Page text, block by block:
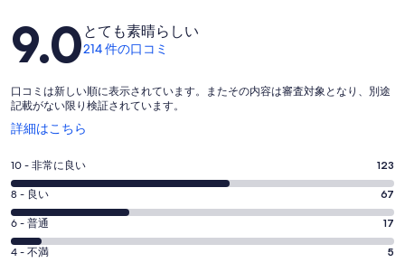
口
コ
9.0 とても素晴らしい
214 件の口コミ
口コミは新しい順に表示されています。またその内容は審査対象となり、別途
記載がない限り検証されています。
詳細はこちら
新
い
ウ
ィ
ン
ド
ウ
で
評
価
10
-
214
10 - 非常に良い 123
評
価
8
-
8 - 良い 67
評
価
6 - 普通 17
評
4 - 不満 5